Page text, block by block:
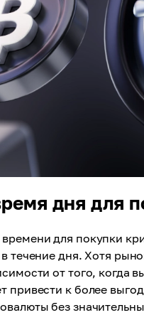
дня для
для покупки
течение дня. Хотя
от того,
привести к более
без